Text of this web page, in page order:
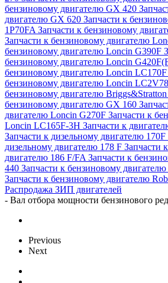
бензиновому двигателю GX 420
двигателю GX 620 Запчасти к
1P70FA Запчасти к бензиновому
Запчасти к бензиновому двигателю
бензиновому двигателю Loncin G390F
бензиновому двигателю Loncin
бензиновому двигателю Loncin LC170F
бензиновому двигателю Loncin LC2V78
бензиновому двигателю Briggs&Stratton
бензиновому двигателю GX 160
двигателю Loncin G270F Запчасти к
Loncin LC165F-3H Запчасти к
Запчасти к дизельному двигателю 170F
дизельному двигателю 178 F Запчасти
двигателю 186 F/FA Запчасти к
440 Запчасти к бензиновому
Запчасти к бензиновому двигателю
Распродажа ЗИП двигателей
- Вал отбора мощности бензинового
Previous
Next